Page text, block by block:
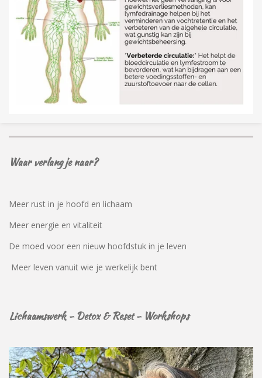
Waar verlang je naar?
Meer rust in je hoofd en lichaam
Meer energie en vitaliteit
De moed voor een nieuw hoofdstuk in je leven
Meer leven vanuit wie je werkelijk bent
Lichaamswerk - Detox & Reset - Workshops